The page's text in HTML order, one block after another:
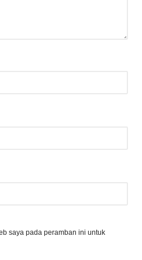
saya pada peramban ini untuk